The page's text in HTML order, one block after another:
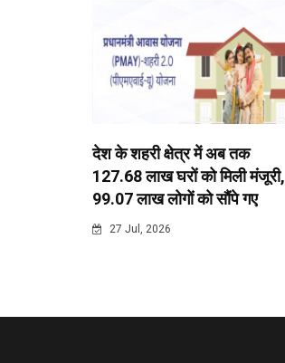
देश के शहरी क्षेत्र में अब तक
127.68 लाख घरों को मिली मंजूरी,
99.07 लाख लोगों को सौंपे गए
27 Jul, 2026